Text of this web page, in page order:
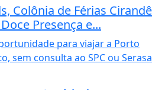
Colônia de Férias Cirandê
Presença e...